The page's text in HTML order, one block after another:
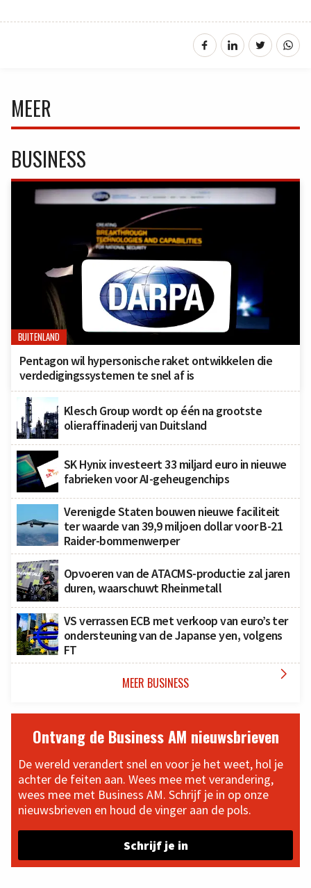
MEER
BUSINESS
BUITENLAND
Pentagon wil hypersonische raket ontwikkelen die
verdedigingssystemen te snel af is
Klesch Group wordt op één na grootste
olieraffinaderij van Duitsland
SK Hynix investeert 33 miljard euro in nieuwe
fabrieken voor AI-geheugenchips
Verenigde Staten bouwen nieuwe faciliteit
ter waarde van 39,9 miljoen dollar voor B-21
Raider-bommenwerper
Opvoeren van de ATACMS-productie zal jaren
duren, waarschuwt Rheinmetall
VS verrassen ECB met verkoop van euro’s ter
ondersteuning van de Japanse yen, volgens
FT
MEER BUSINESS 
Ontvang de Business AM nieuwsbrieven
De wereld verandert snel en voor je het weet, hol je
achter de feiten aan. Wees mee met verandering,
wees mee met Business AM. Schrijf je in op onze
nieuwsbrieven en houd de vinger aan de pols.
Schrijf je in